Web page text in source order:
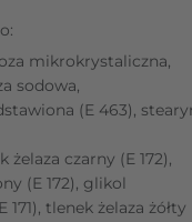
mikrokrystaliczna,
sodowa,
(E 463),
żelaza czarny (E 172),
(E 172), glikol
tlenek żelaza żółty